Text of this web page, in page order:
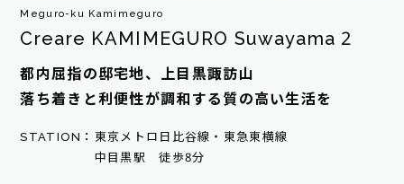
Meguro-ku Kamimeguro
Creare KAMIMEGURO Suwayama 2
都内屈指の邸宅地、上目黒諏訪山
落ち着きと利便性が調和する質の高い生活を
STATION： 東京メトロ日比谷線・東急東横線
中目黒駅 徒歩8分